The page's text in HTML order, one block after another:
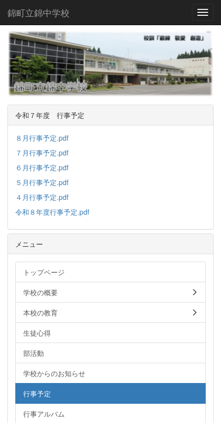
錦町立錦中学校
令和７年度 行事予定
８月行事予定.pdf
７月行事予定.pdf
６月行事予定.pdf
５月行事予定.pdf
４月行事予定.pdf
令和８年度行事予定.pdf
メニュー
トップページ
学校の概要
本校の教育
生徒心得
部活動
学校からのお知らせ
行事予定
行事アルバム